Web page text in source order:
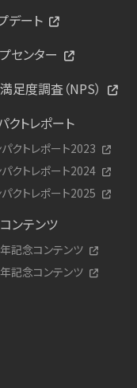
デート
センター
足度調査（NPS）
クトレポート
クトレポート2023
クトレポート2024
クトレポート2025
ンテンツ
記念コンテンツ
記念コンテンツ